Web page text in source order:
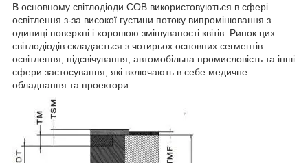
В основному світлодіоди COB використовуються в сфері
освітлення з-за високої густини потоку випромінювання з
одиниці поверхні і хорошою змішуваності квітів. Ринок цих
світлодіодів складається з чотирьох основних сегментів:
освітлення, підсвічування, автомобільна промисловість та інші
сфери застосування, які включають в себе медичне
обладнання та проектори.